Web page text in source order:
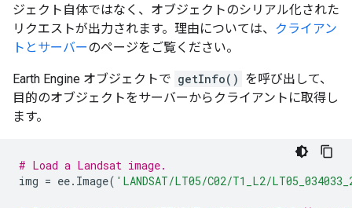
ジェクト自体ではなく、オブジェクトのシリアル化された
リクエストが出力されます。理由については、 クライアン
トとサーバーのページをご覧ください。
Earth Engine オブジェクトで getInfo() を呼び出して、
目的のオブジェクトをサーバーからクライアントに取得し
ます。
# Load a Landsat image.
img = ee. Image( 'LANDSAT/LT05/C02/T1_L2/